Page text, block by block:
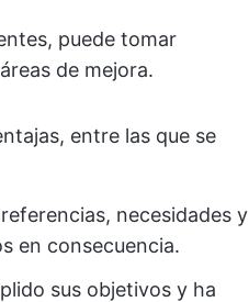
puede tomar
de mejora.
entre las que se
necesidades y
en consecuencia.
sus objetivos y ha